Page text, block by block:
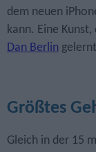
dem neuen
kann. Eine
Dan Berlin
Größtes
Gleich in der 15